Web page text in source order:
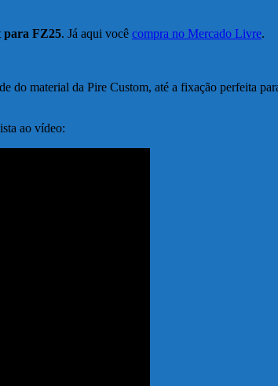
para FZ25. Já aqui você compra no Mercado Livre.
do material da Pire Custom, até a fixação perfeita
ao vídeo: